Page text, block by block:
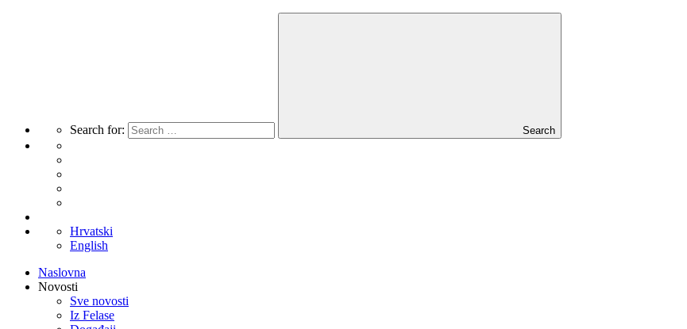
Search for: Search
Hrvatski
English
Naslovna
Novosti
Sve novosti
Iz Felase